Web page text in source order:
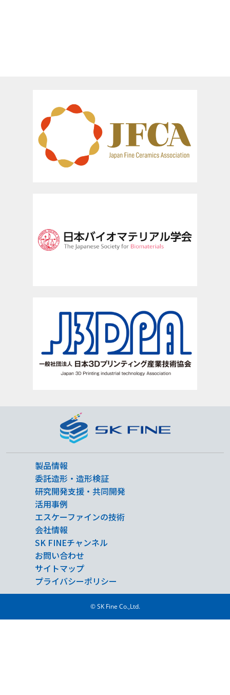
製品情報
委託造形・造形検証
研究開発支援・共同開発
活用事例
エスケーファインの技術
会社情報
SK FINEチャンネル
お問い合わせ
サイトマップ
プライバシーポリシー
© SK Fine Co.,Ltd.